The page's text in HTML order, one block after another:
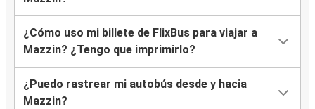
¿Cómo uso mi billete de FlixBus para viajar a
Mazzin? ¿Tengo que imprimirlo?
¿Puedo rastrear mi autobús desde y hacia
Mazzin?